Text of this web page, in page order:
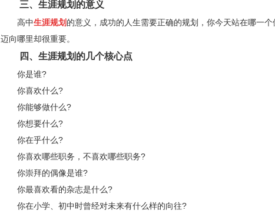
三、生涯规划的意义
高中生涯规划 的意义，成功的人生需要正确的规划，你今天站在哪一
迈向哪里却很重要。
四、生涯规划的几个核心点
你是谁?
你喜欢什么?
你能够做什么?
你想要什么?
你在乎什么?
你喜欢哪些职务，不喜欢哪些职务?
你崇拜的偶像是谁?
你最喜欢看的杂志是什么?
你在小学、初中时曾经对未来有什么样的向往?